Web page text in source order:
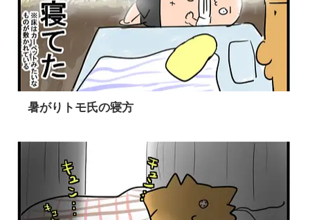
暑がりトモ氏の寝方